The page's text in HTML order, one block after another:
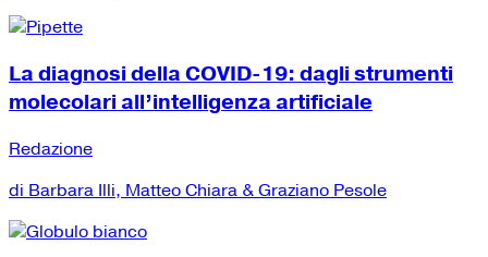
La diagnosi della COVID-19: dagli strumenti
molecolari all’intelligenza artificiale
Redazione
di Barbara Illi, Matteo Chiara & Graziano Pesole